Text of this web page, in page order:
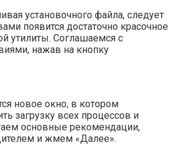
установочного файла, следует
появится достаточно красочное
утилиты. Соглашаемся с
нажав на кнопку
новое окно, в котором
загрузку всех процессов и
основные рекомендации,
и жмем «Далее».